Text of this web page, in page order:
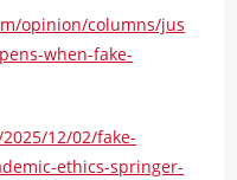
opinion/columns/jus
when-fake-
12/02/fake-
ethics-springer-